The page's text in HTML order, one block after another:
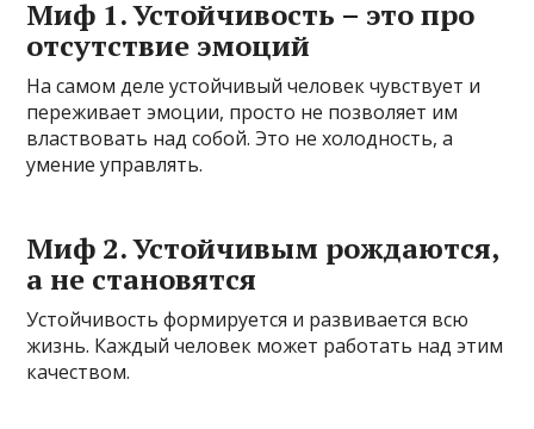
Миф 1. Устойчивость – это про
отсутствие эмоций
На самом деле устойчивый человек чувствует и
переживает эмоции, просто не позволяет им
властвовать над собой. Это не холодность, а
умение управлять.
Миф 2. Устойчивым рождаются,
а не становятся
Устойчивость формируется и развивается всю
жизнь. Каждый человек может работать над этим
качеством.